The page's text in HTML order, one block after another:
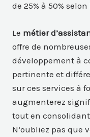
de 25% à 50%
Le métier
offre de
développement à
pertinente et
sur ces services à
augmenterez
tout en
N’oubliez pas que